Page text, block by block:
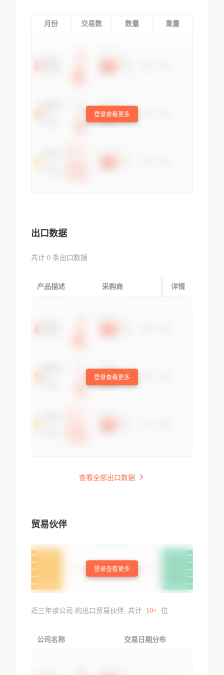
月份 交易数 数量 重量
登录查看更多
出口数据
共计 0条出口数据
产品描述 采购商 起运国/地区
详情
登录查看更多
查看全部出口数据
贸易伙伴
登录查看更多
近三年该公司 的出口贸易伙伴, 共计 10+ 位
公司名称 交易日期分布